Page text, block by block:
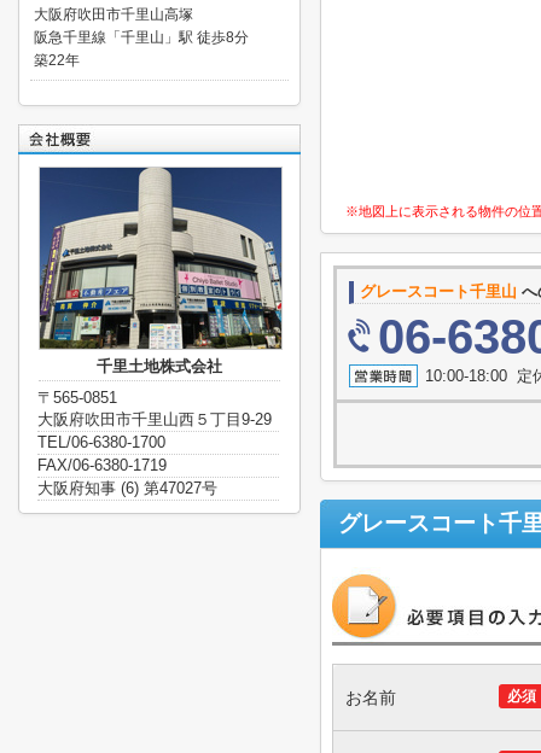
※地図上に表示される物件の位
グレースコート千里山 へ
06-
10:00-18:00 定
グレースコート千
必須
お名前
大阪府吹田市千里山高塚
阪急千里線「千里山」駅 徒歩8分
築22年
千里土地株式会社
〒565-0851
大阪府吹田市千里山西５丁目9-29
TEL/06-6380-1700
FAX/06-6380-1719
大阪府知事 (6) 第47027号